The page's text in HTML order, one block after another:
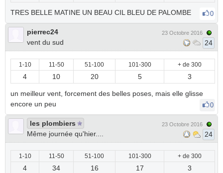
TRES BELLE MATINE UN BEAU CIL BLEU DE PALOMBE 0
pierrec24
vent du sud
23 Octobre 2016
24
1-10 11-50 51-100 101-300 + de 300
4 10 20 5 3
un meilleur vent, forcement des belles poses, mais elle glisse
encore un peu
0
les plombiers
Même journée qu'hier....
23 Octobre 2016
24
1-10 11-50 51-100 101-300 + de 300
4 34 16 17 3